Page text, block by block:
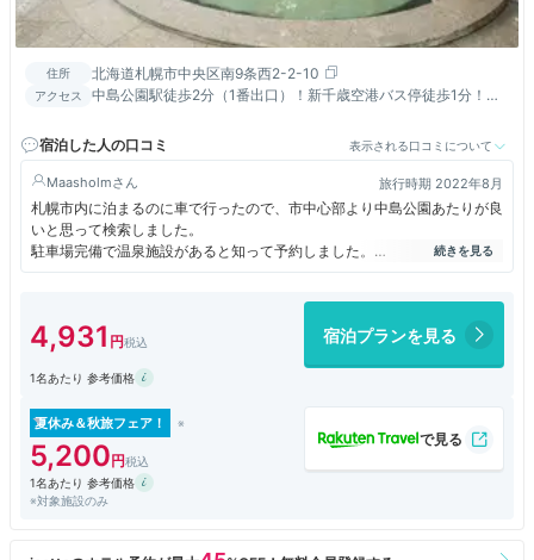
住所 北海道札幌市中央区南9条西2-2-10
アクセス
中島公園駅徒歩2分（1番出口）！新千歳空港バス停徒歩1分！す
宿泊した人の口コミ
表示される口コミについて
Maasholm 旅行時期 2022年8月
札幌市内に泊まるのに車で行ったので、市中心部より中島公園あたりが良
いと思って検索しました。
駐車場完備で温泉施設があると知って予約しました。
よく札幌コンサートホールキタラに行くので、過去にも中島公園あたりに
何より温泉とサウナがあるのは良かった。
タイミングが合わず素泊まりにしたが、レストランも良い感じだった。
今度札幌に行く機会があったらまた利用したいと思った。
4,931 宿泊プランを見る
1名あたり 参考価格
夏休み＆秋旅フェア！
5,200
1名あたり 参考価格
※対象施設のみ